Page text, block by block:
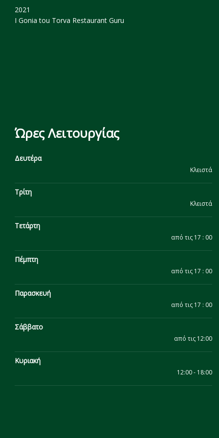
2021
I Gonia tou Torva Restaurant Guru
Ώρες Λειτουργίας
Δευτέρα
Κλειστά
Τρίτη
Κλειστά
Τετάρτη
από τις 17 : 00
Πέμπτη
από τις 17 : 00
Παρασκευή
από τις 17 : 00
Σάββατο
από τις 12:00
Κυριακή
12:00 - 18:00